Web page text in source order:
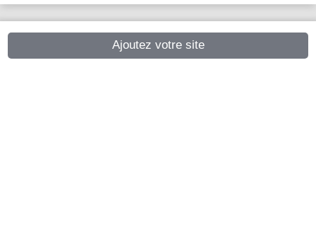
Ajoutez votre site